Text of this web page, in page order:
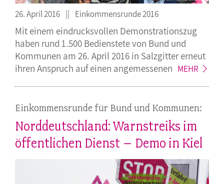
26. April 2016 Einkommensrunde 2016
Mit einem eindrucksvollen Demonstrationszug
haben rund 1.500 Bedienstete von Bund und
Kommunen am 26. April 2016 in Salzgitter erneut
ihren Anspruch auf einen angemessenen MEHR
Einkommensrunde für Bund und Kommunen:
Norddeutschland: Warnstreiks im
öffentlichen Dienst – Demo in Kiel